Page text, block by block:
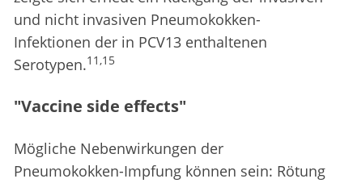
und nicht invasiven Pneumokokken-
Infektionen der in PCV13 enthaltenen
Serotypen.11,15
"Vaccine side effects"
Mögliche Nebenwirkungen der
Pneumokokken-Impfung können sein: Rötung